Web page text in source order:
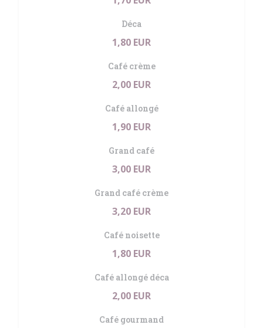
Déca
1,80 EUR
Café crème
2,00 EUR
Café allongé
1,90 EUR
Grand café
3,00 EUR
Grand café crème
3,20 EUR
Café noisette
1,80 EUR
Café allongé déca
2,00 EUR
Café gourmand